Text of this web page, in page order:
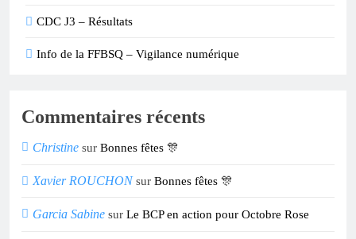
CDC J3 – Résultats
Info de la FFBSQ – Vigilance numérique
Commentaires récents
Christine sur Bonnes fêtes 🎊
Xavier ROUCHONsur Bonnes fêtes 🎊
Garcia Sabine sur Le BCP en action pour Octobre Rose